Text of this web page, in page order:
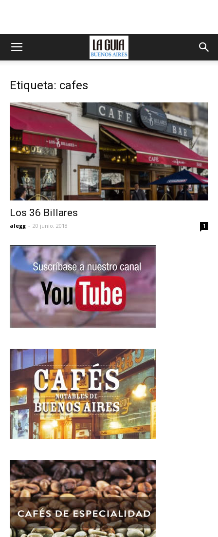
Etiqueta: cafes
Los 36 Billares
alegg - 20 junio, 2018 1